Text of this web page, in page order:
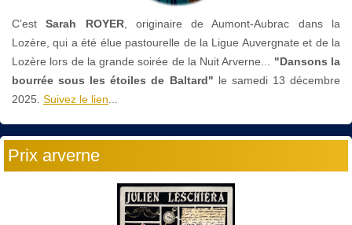
C’estSarah ROYER, originaire de Aumont-Aubrac dans la
Lozère, qui a été élue pastourelle de la Ligue Auvergnate et de la
Lozère lors de la grande soirée de la Nuit Arverne... "Dansons la
bourrée sous les étoiles de Baltard" le samedi 13 décembre
2025. Suivez le lien...
Prix arverne